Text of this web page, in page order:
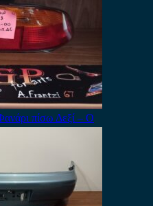
πίσω Δεξί – Ο